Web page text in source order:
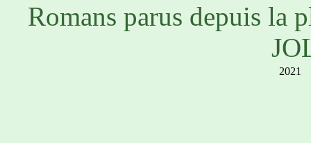
Romans parus depuis la
2021